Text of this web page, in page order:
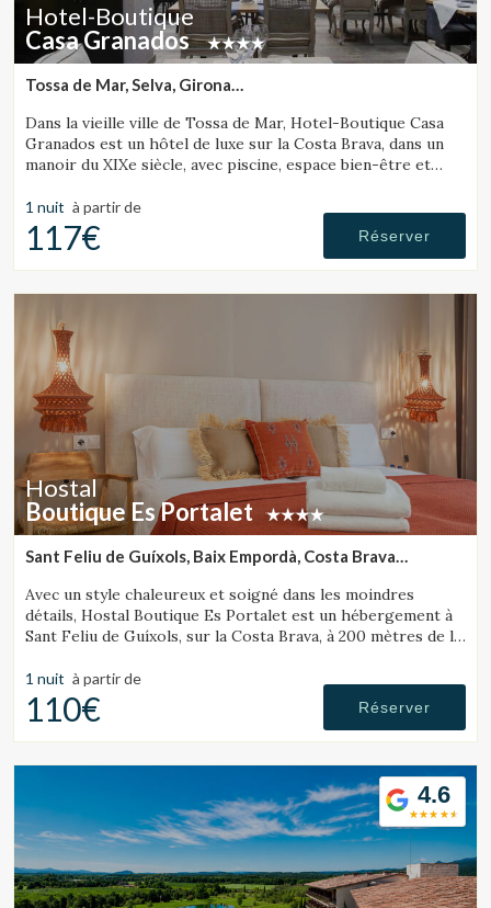
Hotel-Boutique
Casa Granados
Tossa de Mar, Selva, Girona
Dans la vieille ville de Tossa de Mar, Hotel-Boutique Casa
Granados est un hôtel de luxe sur la Costa Brava, dans un
manoir du XIXe siècle, avec piscine, espace bien-être et
1 nuit à partir de
117€ Réserver
Hostal
Boutique Es Portalet
Sant Feliu de Guíxols, Baix Empordà, Costa Brava
Avec un style chaleureux et soigné dans les moindres
détails, Hostal Boutique Es Portalet est un hébergement à
Sant Feliu de Guíxols, sur la Costa Brava, à 200 mètres de la
1 nuit à partir de
110€ Réserver
4.6
Modifier les cookies